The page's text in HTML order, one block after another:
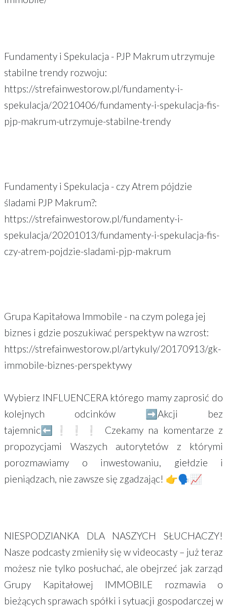
Fundamenty i Spekulacja - PJP Makrum utrzymuje
stabilne trendy rozwoju:
https://strefainwestorow.pl/fundamenty-i-
spekulacja/20210406/fundamenty-i-spekulacja-fis-
pjp-makrum-utrzymuje-stabilne-trendy
Fundamenty i Spekulacja - czy Atrem pójdzie
śladami PJP Makrum?:
https://strefainwestorow.pl/fundamenty-i-
spekulacja/20201013/fundamenty-i-spekulacja-fis-
czy-atrem-pojdzie-sladami-pjp-makrum
Grupa Kapitałowa Immobile - na czym polega jej
biznes i gdzie poszukiwać perspektyw na wzrost:
https://strefainwestorow.pl/artykuly/20170913/gk-
immobile-biznes-perspektywy
Wybierz INFLUENCERA którego mamy zaprosić do
kolejnych odcinków ➡Akcji bez
tajemnic⬅❕❕❕ Czekamy na komentarze z
propozycjami Waszych autorytetów z którymi
porozmawiamy o inwestowaniu, giełdzie i
pieniądzach, nie zawsze się zgadzając! 👉🗣📈
NIESPODZIANKA DLA NASZYCH SŁUCHACZY!
Nasze podcasty zmieniły się w videocasty – już teraz
możesz nie tylko posłuchać, ale obejrzeć jak zarząd
Grupy Kapitałowej IMMOBILE rozmawia o
bieżących sprawach spółki i sytuacji gospodarczej w